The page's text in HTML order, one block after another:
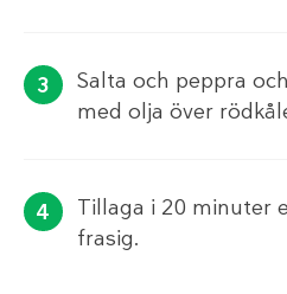
Salta och peppra
med olja över
Tillaga i 20 minuter
frasig.